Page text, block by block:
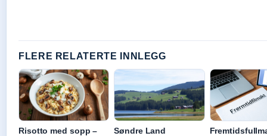
FLERE RELATERTE INNLEGG
Risotto med sopp –
Søndre Land